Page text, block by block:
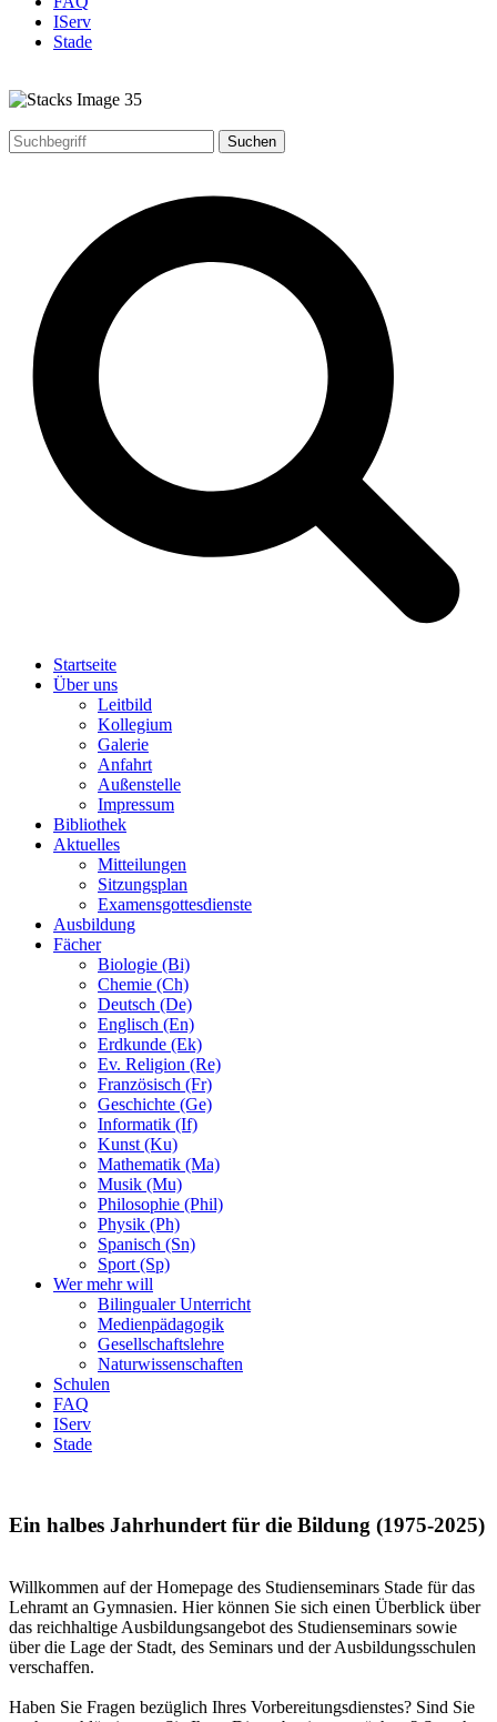
IServ
Stade
Suchen
Startseite
Über uns
Leitbild
Kollegium
Galerie
Anfahrt
Außenstelle
Impressum
Bibliothek
Aktuelles
Mitteilungen
Sitzungsplan
Examensgottesdienste
Ausbildung
Fächer
Biologie (Bi)
Chemie (Ch)
Deutsch (De)
Englisch (En)
Erdkunde (Ek)
Ev. Religion (Re)
Französisch (Fr)
Geschichte (Ge)
Informatik (If)
Kunst (Ku)
Mathematik (Ma)
Musik (Mu)
Philosophie (Phil)
Physik (Ph)
Spanisch (Sn)
Sport (Sp)
Wer mehr will
Bilingualer Unterricht
Medienpädagogik
Gesellschaftslehre
Naturwissenschaften
Schulen
FAQ
IServ
Stade
Ein halbes Jahrhundert für die Bildung (1975-2025)
Willkommen auf der Homepage des Studienseminars Stade für das
Lehramt an Gymnasien. Hier können Sie sich einen Überblick über
das reichhaltige Ausbildungsangebot des Studienseminars sowie
über die Lage der Stadt, des Seminars und der Ausbildungsschulen
verschaffen.
Haben Sie Fragen bezüglich Ihres Vorbereitungsdienstes? Sind Sie